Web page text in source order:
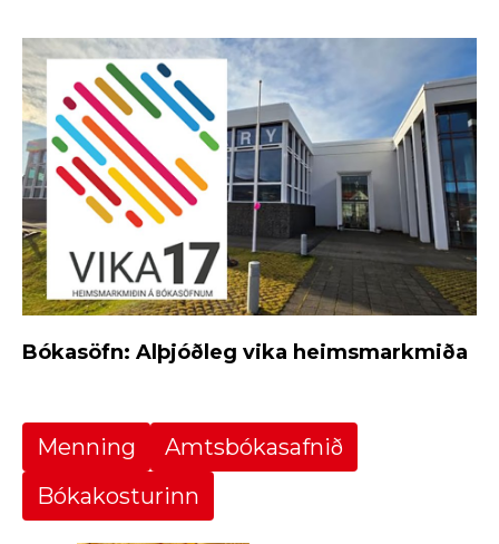
Bókasöfn: Alþjóðleg vika heimsmarkmiða
Menning
Amtsbókasafnið
Bókakosturinn